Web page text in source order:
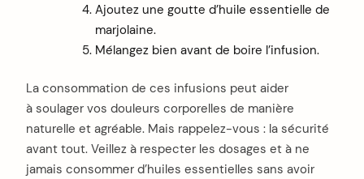
Ajoutez une goutte d’huile essentielle de
marjolaine.
Mélangez bien avant de boire l’infusion.
La consommation de ces infusions peut aider
à soulager vos douleurs corporelles de manière
naturelle et agréable. Mais rappelez-vous : la sécurité
avant tout. Veillez à respecter les dosages et à ne
jamais consommer d’huiles essentielles sans avoir